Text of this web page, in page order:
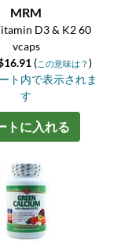
MRM
D3 & K2 60
vcaps
(この意味は？)
ト内で表示されま
す
トに入れる